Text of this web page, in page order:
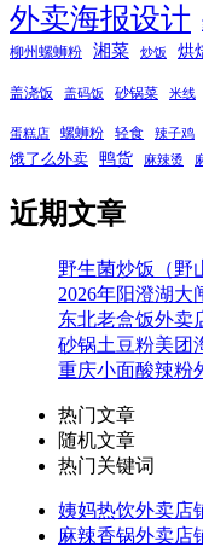
外卖海报设计
柳州螺蛳粉
湘菜 炒饭 烘
盖浇饭 盖码饭 砂锅菜 米线
蛋糕店 螺蛳粉 轻食 辣子鸡
饿了么外卖 鸭货 麻辣烫
近期文章
野生菌炒饭（野
2026年阳澄湖
东北老盒饭外卖
砂锅土豆粉美团
重庆小面酸辣粉
热门文章
随机文章
热门关键词
姨妈热饮外卖店
麻辣香锅外卖店